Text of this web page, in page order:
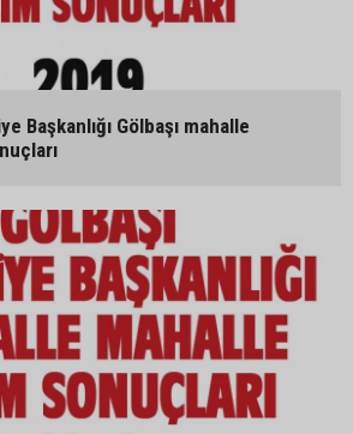
Başkanlığı Gölbaşı mahalle